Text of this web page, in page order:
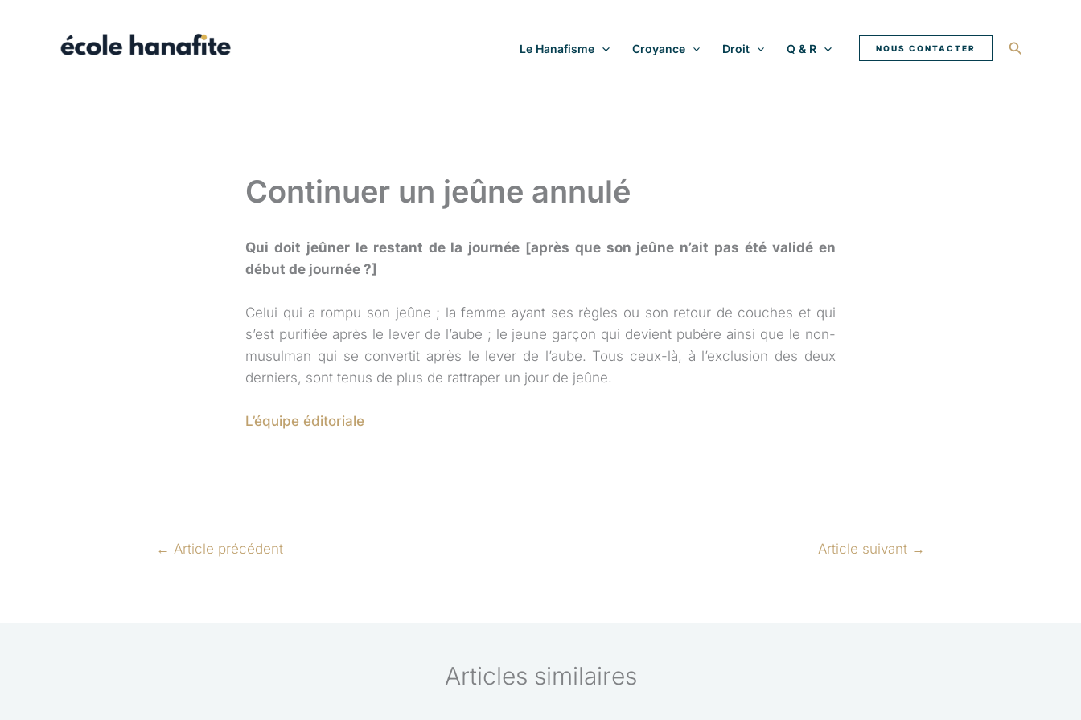
Le Hanafisme Croyance Droit Q & R NOUS CONTACTER
Continuer un jeûne annulé
Qui doit jeûner le restant de la journée [après que son jeûne n’ait pas été validé en
début de journée ?]
Celui qui a rompu son jeûne ; la femme ayant ses règles ou son retour de couches et qui
s’est purifiée après le lever de l’aube ; le jeune garçon qui devient pubère ainsi que le non-
musulman qui se convertit après le lever de l’aube. Tous ceux-là, à l’exclusion des deux
derniers, sont tenus de plus de rattraper un jour de jeûne.
L’équipe éditoriale
← Article précédent Article suivant →
Articles similaires